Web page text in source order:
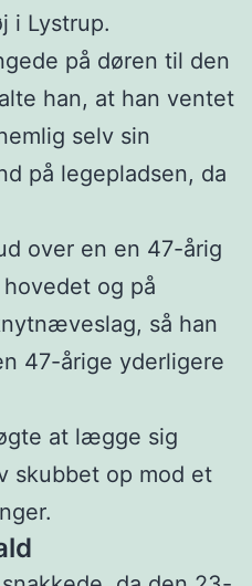
i Lystrup.
på døren til den
han, at han ventet
selv sin
på legepladsen, da
over en en 47-årig
og på
så han
47-årige yderligere
at lægge sig
skubbet op mod et